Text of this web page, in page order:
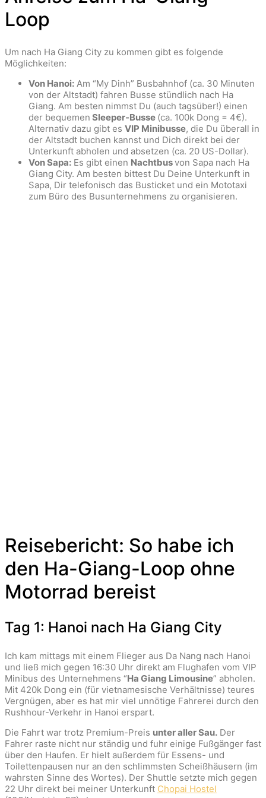
Loop
Um nach Ha Giang City zu kommen gibt es folgende
Möglichkeiten:
Von Hanoi: Am “My Dinh” Busbahnhof (ca. 30 Minuten
von der Altstadt) fahren Busse stündlich nach Ha
Giang. Am besten nimmst Du (auch tagsüber!) einen
der bequemen Sleeper-Busse (ca. 100k Dong = 4€).
Alternativ dazu gibt es VIP Minibusse, die Du überall in
der Altstadt buchen kannst und Dich direkt bei der
Unterkunft abholen und absetzen (ca. 20 US-Dollar).
Von Sapa: Es gibt einen Nachtbusvon Sapa nach Ha
Giang City. Am besten bittest Du Deine Unterkunft in
Sapa, Dir telefonisch das Busticket und ein Mototaxi
zum Büro des Busunternehmens zu organisieren.
Reisebericht: So habe ich
den Ha-Giang-Loop ohne
Motorrad bereist
Tag 1: Hanoi nach Ha Giang City
Ich kam mittags mit einem Flieger aus Da Nang nach Hanoi
und ließ mich gegen 16:30 Uhr direkt am Flughafen vom VIP
Minibus des Unternehmens “Ha Giang Limousine” abholen.
Mit 420k Dong ein (für vietnamesische Verhältnisse) teures
Vergnügen, aber es hat mir viel unnötige Fahrerei durch den
Rushhour-Verkehr in Hanoi erspart.
Die Fahrt war trotz Premium-Preis unter aller Sau. Der
Fahrer raste nicht nur ständig und fuhr einige Fußgänger fast
über den Haufen. Er hielt außerdem für Essens- und
Toilettenpausen nur an den schlimmsten Scheißhäusern (im
wahrsten Sinne des Wortes). Der Shuttle setzte mich gegen
22 Uhr direkt bei meiner Unterkunft Chopai Hostel